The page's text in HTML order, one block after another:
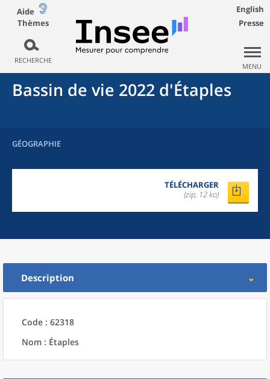
Aide
Thèmes
RECHERCHE
English
Presse
MENU
Bassin de vie 2022 d'Étaples
GÉOGRAPHIE
TÉLÉCHARGER
(zip, 12 ko)
Description
Code : 62318
Nom : Étaples